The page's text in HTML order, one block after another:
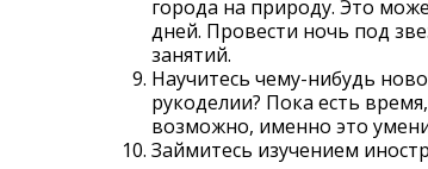
города на природу. Это
дней. Провести ночь под
занятий.
Научитесь чему-нибудь
рукоделии? Пока есть
возможно, именно это
Займитесь изучением